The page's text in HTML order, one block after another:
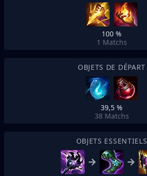
100 %
1 Matchs
OBJETS DE DÉPART
39,5 %
38 Matchs
OBJETS ESSENTIELS